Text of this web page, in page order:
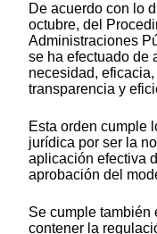
De acuerdo con lo
octubre, del
Administraciones
se ha efectuado de
necesidad,
transparencia y
Esta orden cumple
jurídica por ser la
aplicación efectiva
aprobación del
Se cumple también
contener la